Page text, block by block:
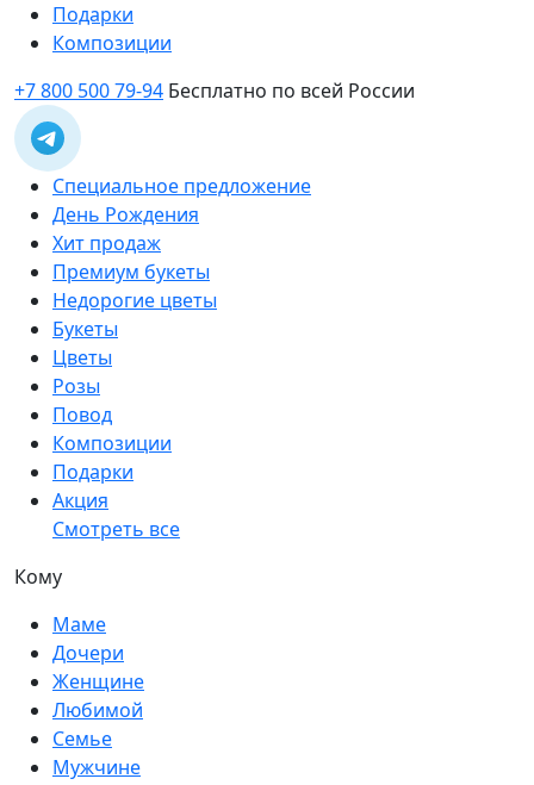
Подарки
Композиции
+7 800 500 79-94 Бесплатно по всей России
Специальное предложение
День Рождения
Хит продаж
Премиум букеты
Недорогие цветы
Букеты
Цветы
Розы
Повод
Композиции
Подарки
Акция
Смотреть все
Кому
Маме
Дочери
Женщине
Любимой
Семье
Мужчине